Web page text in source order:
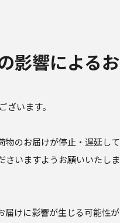
影響による
います。
のお届けが停止・遅延して
いますようお願いいたしま
けに影響が生じる可能性が